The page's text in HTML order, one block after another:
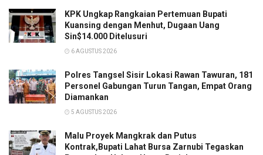
KPK Ungkap Rangkaian Pertemuan Bupati
Kuansing dengan Menhut, Dugaan Uang
Sin$14.000 Ditelusuri
6 AGUSTUS 2026
Polres Tangsel Sisir Lokasi Rawan Tawuran, 181
Personel Gabungan Turun Tangan, Empat Orang
Diamankan
5 AGUSTUS 2026
Malu Proyek Mangkrak dan Putus
Kontrak,Bupati Lahat Bursa Zarnubi Tegaskan